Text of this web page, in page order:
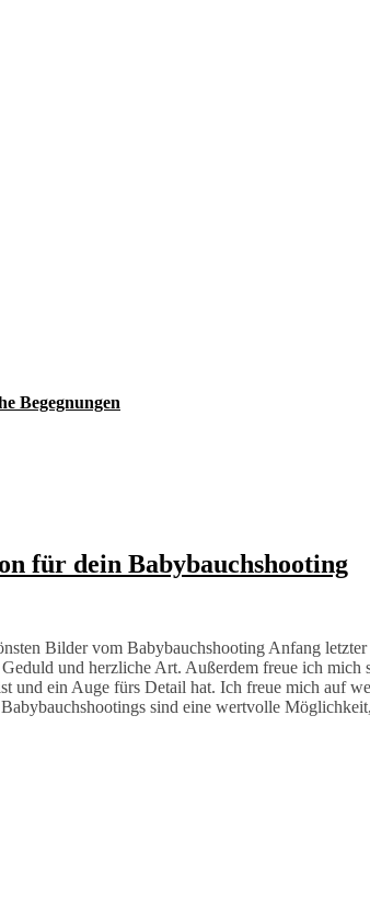
Begegnungen
für dein Babybauchshooting
Bilder vom Babybauchshooting Anfang
und herzliche Art. Außerdem freue ich mich
und ein Auge fürs Detail hat. Ich freue mich auf
sind eine wertvolle